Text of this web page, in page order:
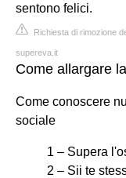
sentono felici.
Richiesta di rimozione
supereva.it
Come allargare
Come conoscere
sociale
1 – Supera
2 – Sii te